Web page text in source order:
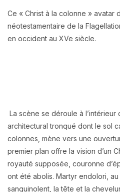
Ce « Christ à la colonne » avatar
néotestamentaire de la
en occident au XVe siècle.
La scène se déroule à l’intérieur
architectural tronqué dont le sol
colonnes, mène vers une
premier plan offre la vision d’un
royauté supposée, couronne
ont été abolis. Martyr endolori,
sanguinolent, la tête et la